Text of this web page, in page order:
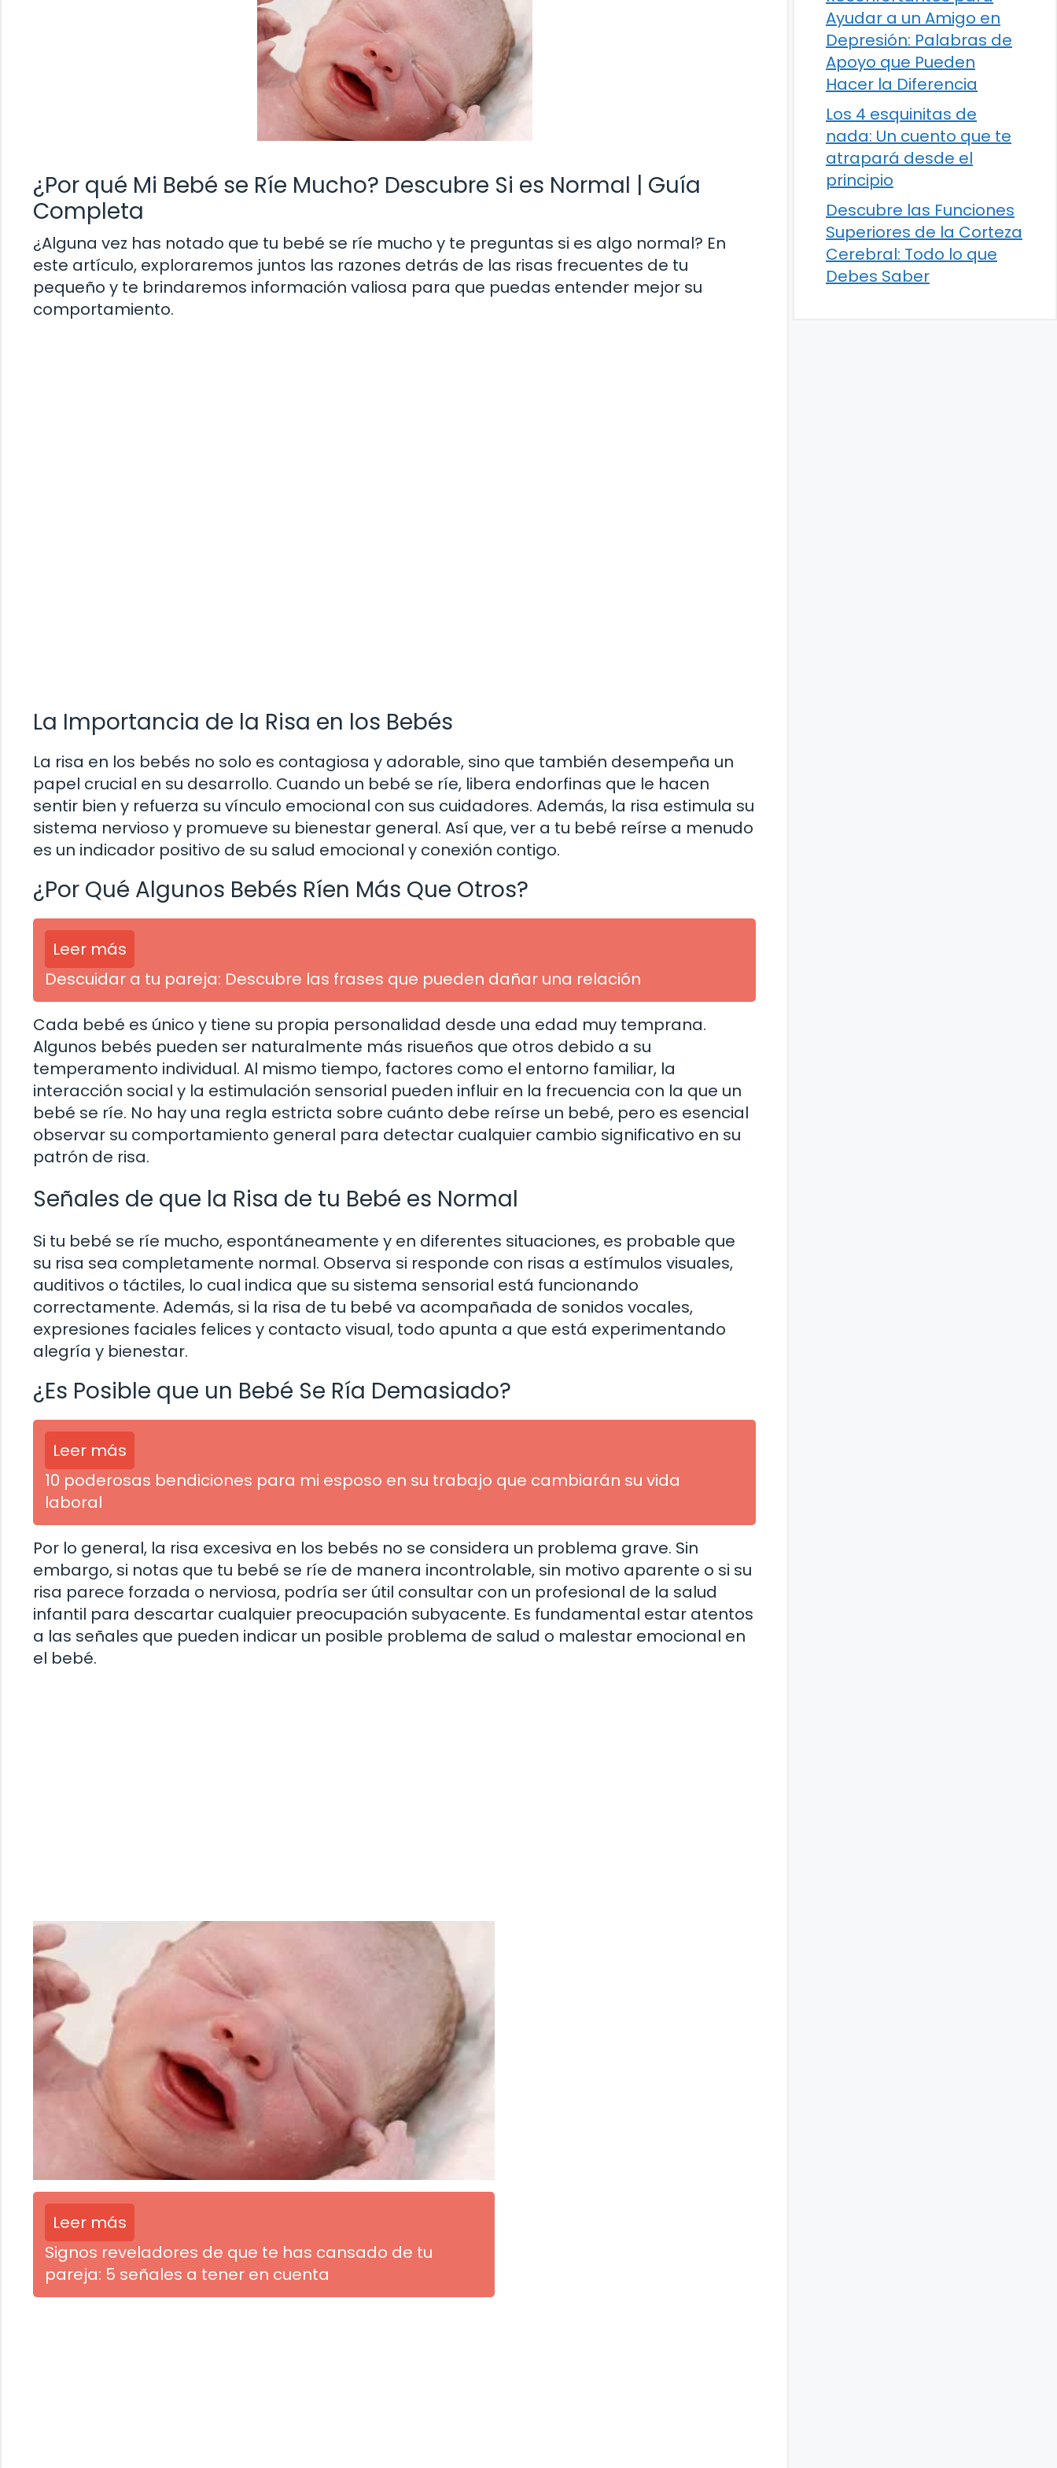
¿Por qué Mi Bebé se Ríe Mucho? Descubre Si es Normal | Guía
Completa
¿Alguna vez has notado que tu bebé se ríe mucho y te preguntas si es algo normal? En
este artículo, exploraremos juntos las razones detrás de las risas frecuentes de tu
pequeño y te brindaremos información valiosa para que puedas entender mejor su
comportamiento.
La Importancia de la Risa en los Bebés
La risa en los bebés no solo es contagiosa y adorable, sino que también desempeña un
papel crucial en su desarrollo. Cuando un bebé se ríe, libera endorfinas que le hacen
sentir bien y refuerza su vínculo emocional con sus cuidadores. Además, la risa estimula su
sistema nervioso y promueve su bienestar general. Así que, ver a tu bebé reírse a menudo
es un indicador positivo de su salud emocional y conexión contigo.
¿Por Qué Algunos Bebés Ríen Más Que Otros?
Leer más
Descuidar a tu pareja: Descubre las frases que pueden dañar una relación
Cada bebé es único y tiene su propia personalidad desde una edad muy temprana.
Algunos bebés pueden ser naturalmente más risueños que otros debido a su
temperamento individual. Al mismo tiempo, factores como el entorno familiar, la
interacción social y la estimulación sensorial pueden influir en la frecuencia con la que un
bebé se ríe. No hay una regla estricta sobre cuánto debe reírse un bebé, pero es esencial
observar su comportamiento general para detectar cualquier cambio significativo en su
patrón de risa.
Señales de que la Risa de tu Bebé es Normal
Si tu bebé se ríe mucho, espontáneamente y en diferentes situaciones, es probable que
su risa sea completamente normal. Observa si responde con risas a estímulos visuales,
auditivos o táctiles, lo cual indica que su sistema sensorial está funcionando
correctamente. Además, si la risa de tu bebé va acompañada de sonidos vocales,
expresiones faciales felices y contacto visual, todo apunta a que está experimentando
alegría y bienestar.
¿Es Posible que un Bebé Se Ría Demasiado?
Leer más
10 poderosas bendiciones para mi esposo en su trabajo que cambiarán su vida
laboral
Por lo general, la risa excesiva en los bebés no se considera un problema grave. Sin
embargo, si notas que tu bebé se ríe de manera incontrolable, sin motivo aparente o si su
risa parece forzada o nerviosa, podría ser útil consultar con un profesional de la salud
infantil para descartar cualquier preocupación subyacente. Es fundamental estar atentos
a las señales que pueden indicar un posible problema de salud o malestar emocional en
el bebé.
Leer más
Signos reveladores de que te has cansado de tu
pareja: 5 señales a tener en cuenta
Ayudar a un Amigo en
Depresión: Palabras de
Apoyo que Pueden
Hacer la Diferencia
Los 4 esquinitas de
nada: Un cuento que te
atrapará desde el
principio
Descubre las Funciones
Superiores de la Corteza
Cerebral: Todo lo que
Debes Saber